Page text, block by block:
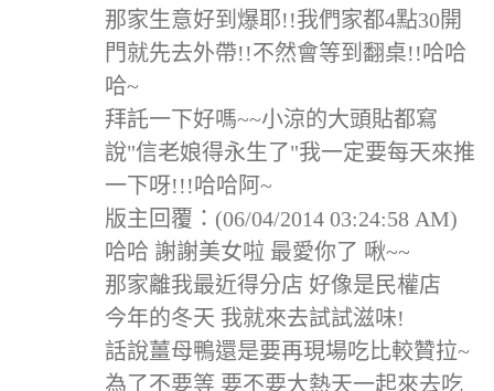
那家生意好到爆耶!!我們家都4點30開
門就先去外帶!!不然會等到翻桌!!哈哈
哈~
拜託一下好嗎~~小涼的大頭貼都寫
說"信老娘得永生了"我一定要每天來推
一下呀!!!哈哈阿~
版主回覆：(06/04/2014 03:24:58 AM)
哈哈 謝謝美女啦 最愛你了 啾~~
那家離我最近得分店 好像是民權店
今年的冬天 我就來去試試滋味!
話說薑母鴨還是要再現場吃比較贊拉~
為了不要等 要不要大熱天一起來去吃